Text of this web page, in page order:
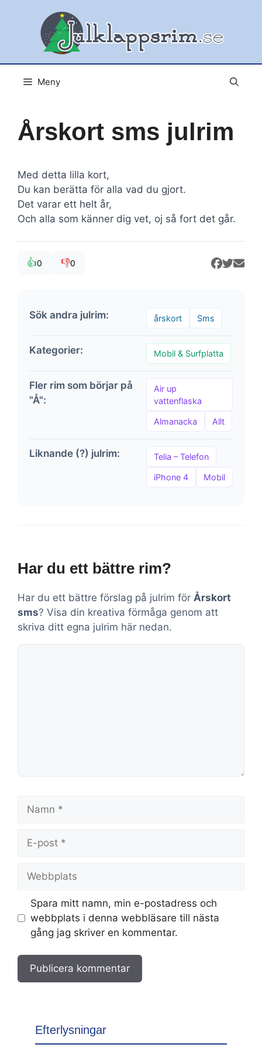
Meny
Årskort sms julrim
Med detta lilla kort,
Du kan berätta för alla vad du gjort.
Det varar ett helt år,
Och alla som känner dig vet, oj så fort det går.
👍0 👎0
Sök andra julrim: årskort Sms
Kategorier: Mobil & Surfplatta
Fler rim som börjar på
"Å":
Air up
vattenflaska
Almanacka Allt
Liknande (?) julrim: Telia – Telefon
iPhone 4 Mobil
Har du ett bättre rim?
Har du ett bättre förslag på julrim för Årskort
sms? Visa din kreativa förmåga genom att
skriva ditt egna julrim här nedan.
Kommentar
post
Spara mitt namn, min e-postadress och
webbplats i denna webbläsare till nästa
gång jag skriver en kommentar.
Efterlysningar